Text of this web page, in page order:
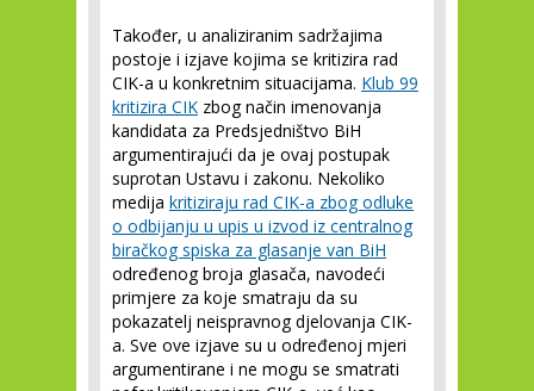
Također, u analiziranim sadržajima
postoje i izjave kojima se kritizira rad
CIK-a u konkretnim situacijama. Klub 99
kritizira CIK zbog način imenovanja
kandidata za Predsjedništvo BiH
argumentirajući da je ovaj postupak
suprotan Ustavu i zakonu. Nekoliko
medija kritiziraju rad CIK-a zbog odluke
o odbijanju u upis u izvod iz centralnog
biračkog spiska za glasanje van BiH
određenog broja glasača, navodeći
primjere za koje smatraju da su
pokazatelj neispravnog djelovanja CIK-
a. Sve ove izjave su u određenoj mjeri
argumentirane i ne mogu se smatrati